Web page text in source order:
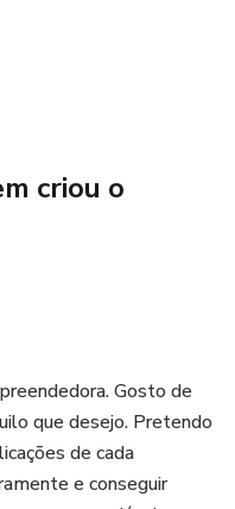
do currículo do seu
criou o
Gosto de
que desejo. Pretendo
de cada
e conseguir